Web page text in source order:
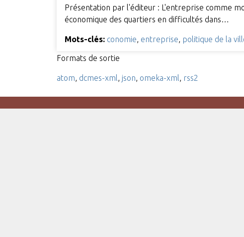
Présentation par l'éditeur : L'entreprise comme
économique des quartiers en difficultés dans…
Mots-clés: conomie, entreprise, politique de la
Formats de sortie
atom, dcmes-xml, json, omeka-xml, rss2